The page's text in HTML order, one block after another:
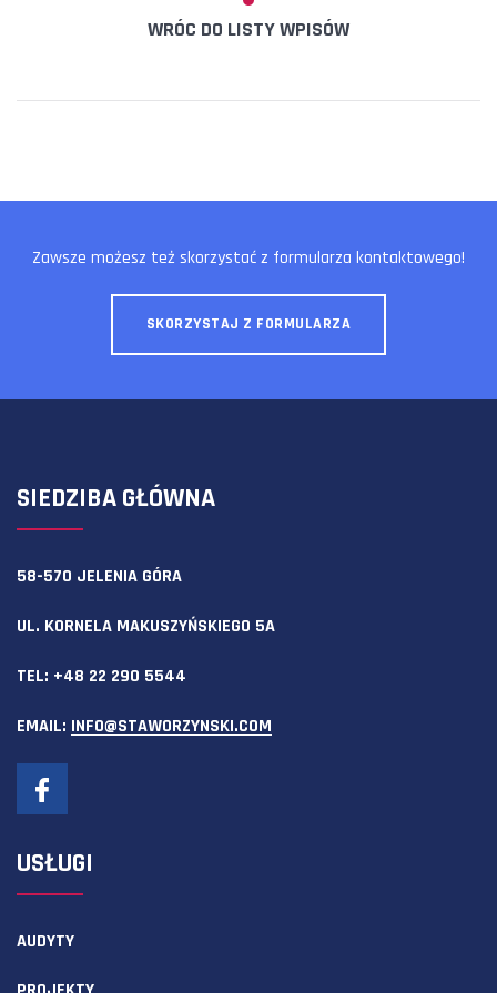
WRÓC DO LISTY WPISÓW
Zawsze możesz też skorzystać z formularza kontaktowego!
SKORZYSTAJ Z FORMULARZA
SIEDZIBA GŁÓWNA
58-570 JELENIA GÓRA
UL. KORNELA MAKUSZYŃSKIEGO 5A
TEL: +48 22 290 5544
EMAIL: INFO@STAWORZYNSKI.COM
USŁUGI
AUDYTY